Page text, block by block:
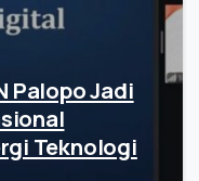
Palopo Jadi
Teknologi